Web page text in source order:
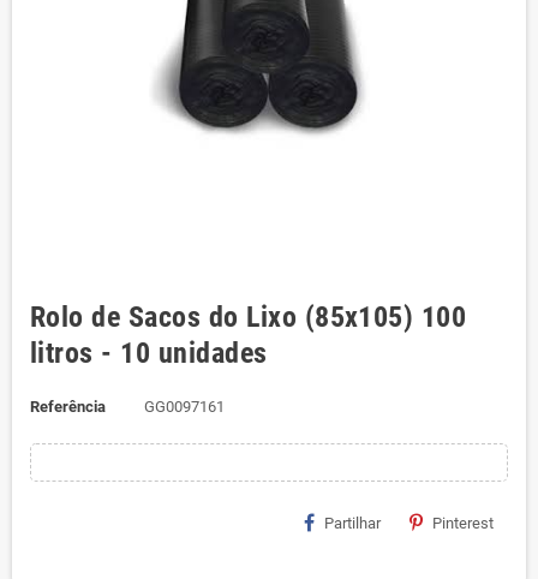
Rolo de Sacos do Lixo (85x105) 100
litros - 10 unidades
Referência GG0097161
Partilhar Pinterest